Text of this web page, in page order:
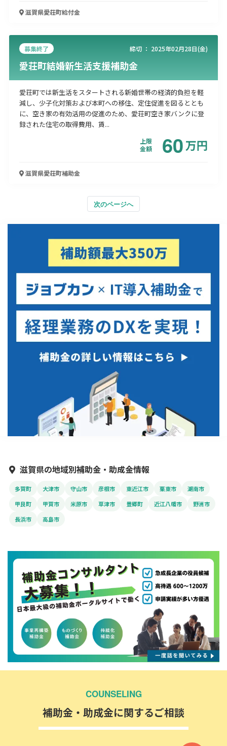
滋賀県愛荘町給付金
募集終了 締切 ： 2025年02月28日(金)
愛荘町結婚新生活支援補助金
愛荘町では新生活をスタートされる新婚世帯の経済的負担を軽
減し、少子化対策および本町への移住、定住促進を図るととも
に、空き家の有効活用の促進のため、愛荘町空き家バンクに登
録された住宅の取得費用、賃...
上限
金額
60万円
滋賀県愛荘町補助金
次のページへ
滋賀県の地域別補助金・助成金情報
多賀町 大津市 守山市 彦根市 東近江市 栗東市
湖南市
甲良町
甲賀市 米原市 草津市 豊郷町 近江八幡市
野洲市
長浜市
高島市
COUNSELING
補助金・助成金に関するご相談